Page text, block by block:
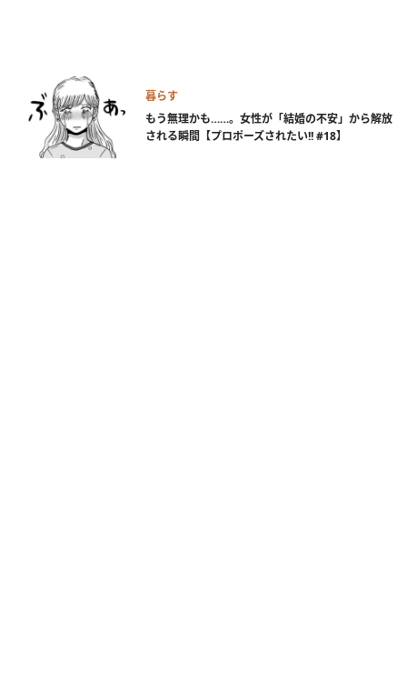
暮らす
もう無理かも……。女性が「結婚の不安」から解放
される瞬間【プロポーズされたい!! #18】